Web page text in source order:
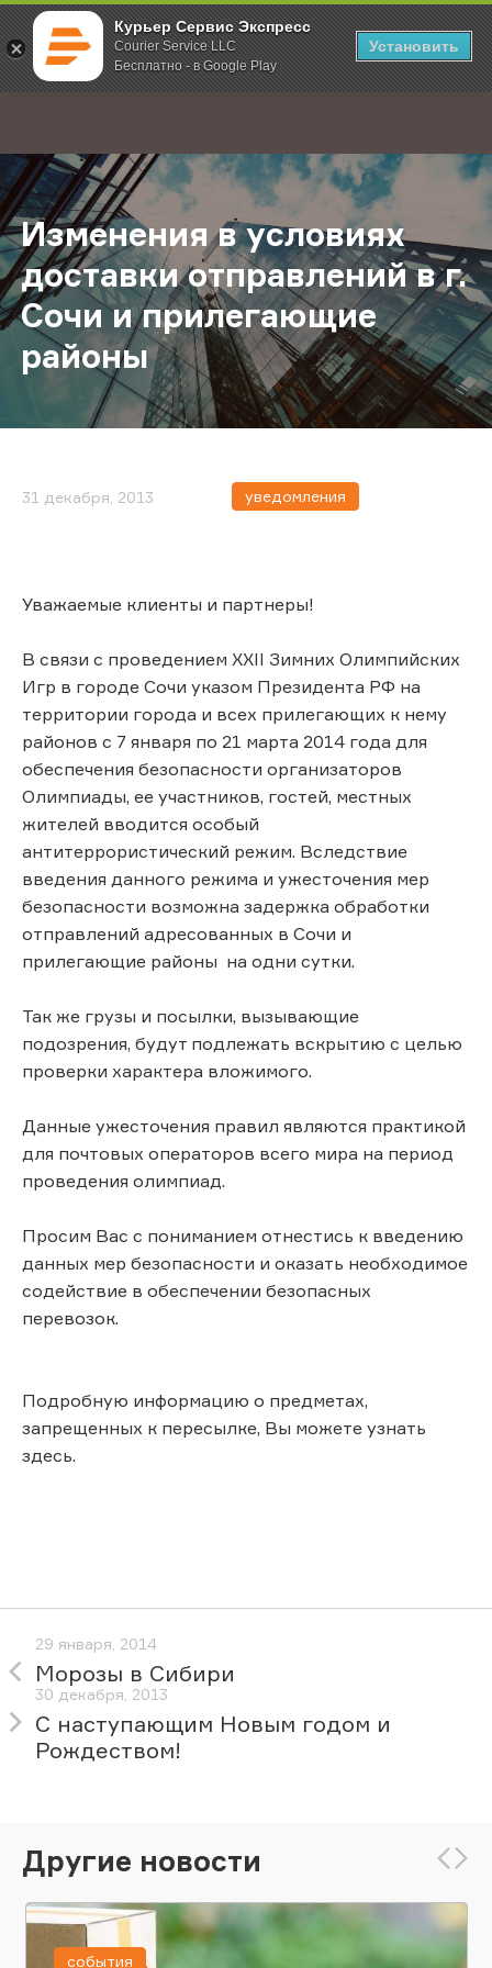
Курьер Сервис Экспресс
Courier Service LLC
Бесплатно - в Google Play
Установить
; Главная О компании Новости Изменения в условиях доставки
Изменения в условиях
доставки отправлений в г.
Сочи и прилегающие
районы
31 декабря, 2013 уведомления
Уважаемые клиенты и партнеры!
В связи с проведением XXII Зимних Олимпийских
Игр в городе Сочи указом Президента РФ на
территории города и всех прилегающих к нему
районов с 7 января по 21 марта 2014 года для
обеспечения безопасности организаторов
Олимпиады, ее участников, гостей, местных
жителей вводится особый
антитеррористический режим. Вследствие
введения данного режима и ужесточения мер
безопасности возможна задержка обработки
отправлений адресованных в Сочи и
прилегающие районы на одни сутки.
Так же грузы и посылки, вызывающие
подозрения, будут подлежать вскрытию с целью
проверки характера вложимого.
Данные ужесточения правил являются практикой
для почтовых операторов всего мира на период
проведения олимпиад.
Просим Вас с пониманием отнестись к введению
данных мер безопасности и оказать необходимое
содействие в обеспечении безопасных
перевозок.
Подробную информацию о предметах,
запрещенных к пересылке, Вы можете узнать
здесь.
29 января, 2014
Морозы в Сибири
30 декабря, 2013
С наступающим Новым годом и
Рождеством!
Другие новости
события